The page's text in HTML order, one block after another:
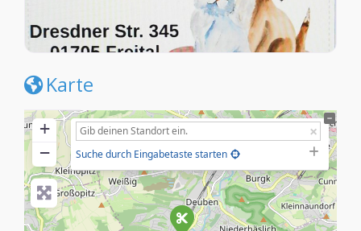
Karte
+
−
Suche durch Eingabetaste starten